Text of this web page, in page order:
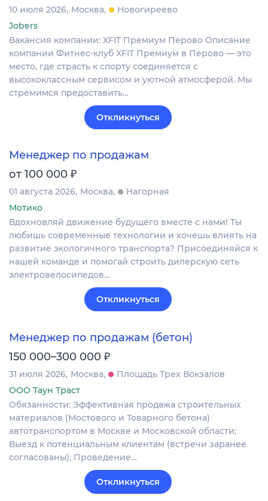
10 июля 2026 Москва
Новогиреево
Jobers
Вакансия компании: XFIT Премиум Перово Описание
компании Фитнес-клуб XFIT Премиум в Перово — это
место, где страсть к спорту соединяется с
высококлассным сервисом и уютной атмосферой. Мы
стремимся предоставить…
Откликнуться
Менеджер по продажам
от 100 000 ₽
01 августа 2026 Москва
Нагорная
Мотико
Вдохновляй движение будущего вместе с нами! Ты
любишь современные технологии и хочешь влиять на
развитие экологичного транспорта? Присоединяйся к
нашей команде и помогай строить дилерскую сеть
электровелосипедов…
Откликнуться
Менеджер по продажам (бетон)
150 000–300 000 ₽
31 июля 2026 Москва
Площадь Трех Вокзалов
ООО Таун Траст
Обязанности: Эффективная продажа строительных
материалов (Мостового и Товарного бетона)
автотранспортом в Москве и Московской области;
Выезд к потенциальным клиентам (встречи заранее
согласованы); Проведение…
Откликнуться